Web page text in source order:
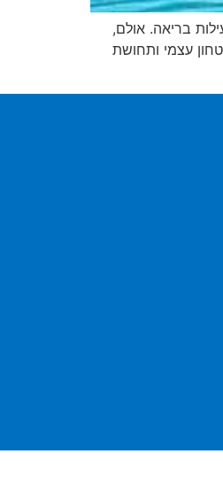
בריאה. אולם,
עצמי ותחושת